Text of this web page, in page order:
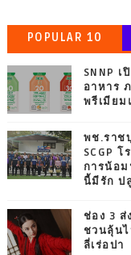
POPULAR 10
SNNP
อาหาร
พรีเมียม
พช.ราช
SCGP
การน้อม
นี้มีรัก ป
ช่อง 3
ชวนลุ้น
ลี่เร่อปา